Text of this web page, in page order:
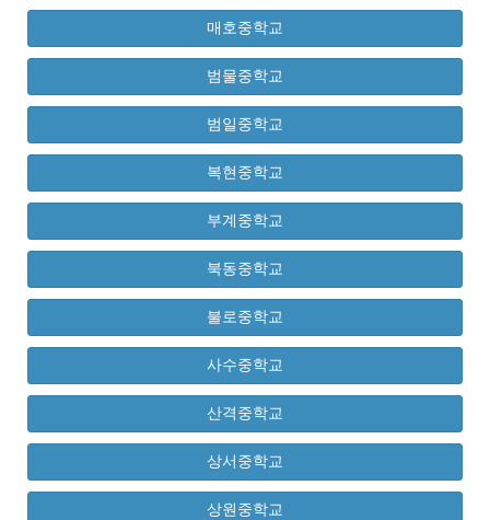
매호중학교
범물중학교
범일중학교
복현중학교
부계중학교
북동중학교
불로중학교
사수중학교
산격중학교
상서중학교
상원중학교